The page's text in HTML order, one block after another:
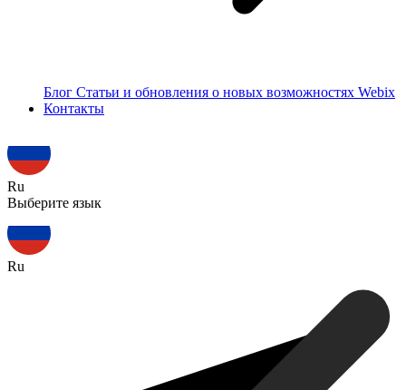
Блог Статьи и обновления о новых возможностях Webix
Контакты
Ru
Выберите язык
Ru